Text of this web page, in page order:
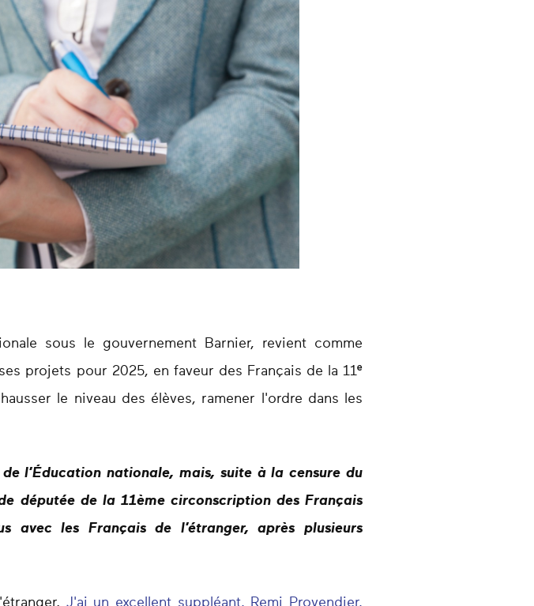
sous le gouvernement Barnier, revient comme
projets pour 2025, en faveur des Français de la 11ᵉ
le niveau des élèves, ramener l'ordre dans les
l’Éducation nationale, mais, suite à la censure du
députée de la 11ème circonscription des Français
avec les Français de l’étranger, après plusieurs
J'ai un excellent suppléant, Remi Provendier,